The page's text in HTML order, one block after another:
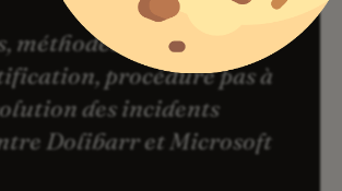
méthodes
procédure pas à
des incidents
Dolibarr et Microsoft